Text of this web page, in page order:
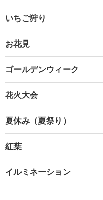
いちご狩り
お花見
ゴールデンウィーク
花火大会
夏休み（夏祭り）
紅葉
イルミネーション